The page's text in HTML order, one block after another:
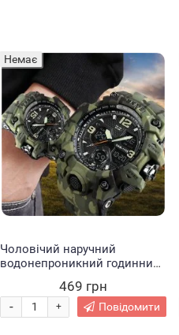
Немає
Чоловічий наручний
водонепроникний годинник
469 грн
+
- Повідомити